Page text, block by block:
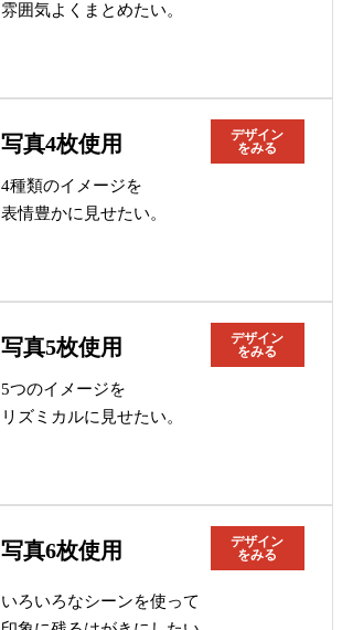
雰囲気よくまとめたい。
写真4枚使用
デザイン
をみる
4種類のイメージを
表情豊かに見せたい。
写真5枚使用
デザイン
をみる
5つのイメージを
リズミカルに見せたい。
写真6枚使用
デザイン
をみる
いろいろなシーンを使って